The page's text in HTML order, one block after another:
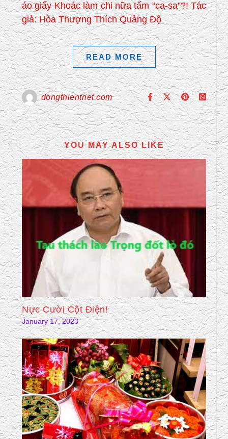
áo giấy Khoác làm chi nữa tấm “ca-sa”?! Tác
giả: Hòa Thượng Thích Quảng Độ
READ MORE
dongthientriet.com
YOU MAY ALSO LIKE
Nực Cười Cột Điện!
January 17, 2023